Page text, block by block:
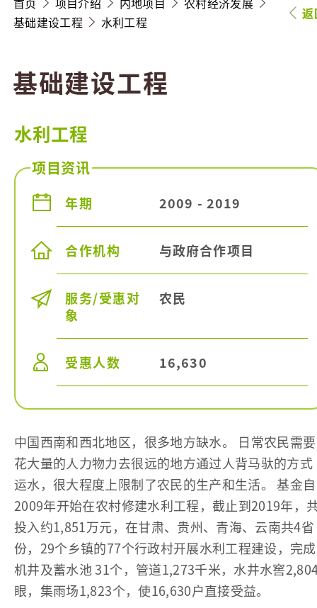
基础建设工程
水利工程
返
基础建设工程
水利工程
项目资讯
年期 2009 - 2019
合作机构 与政府合作项目
服务/受惠对
象
农民
受惠人数 16,630
中国西南和西北地区，很多地方缺水。 日常农民需要
花大量的人力物力去很远的地方通过人背马驮的方式
运水，很大程度上限制了农民的生产和生活。 基金自
2009年开始在农村修建水利工程，截止到2019年，
投入约1,851万元，在甘肃、贵州、青海、云南共4省
份，29个乡镇的77个行政村开展水利工程建设，完成
机井及蓄水池 31个，管道1,273千米，水井水窖
眼，集雨场1,823个，使16,630户直接受益。